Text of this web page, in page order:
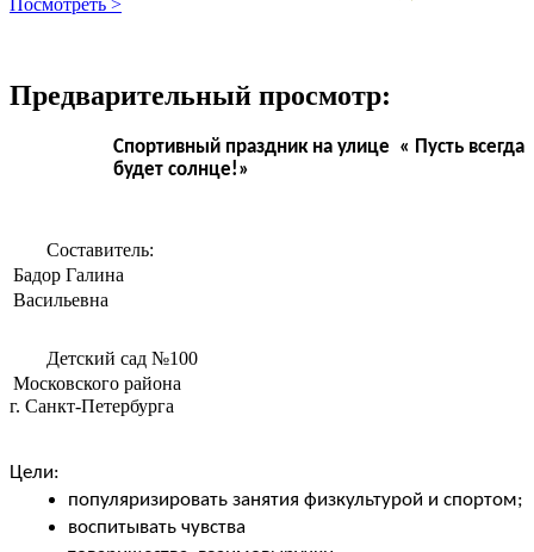
Посмотреть >
Предварительный просмотр:
Спортивный праздник на улице « Пусть всегда
будет солнце!»
Составитель:
Бадор Галина
Васильевна
Детский сад №100
Московского района
г. Санкт-Петербурга
Цели:
популяризировать занятия физкультурой и спортом;
воспитывать чувства